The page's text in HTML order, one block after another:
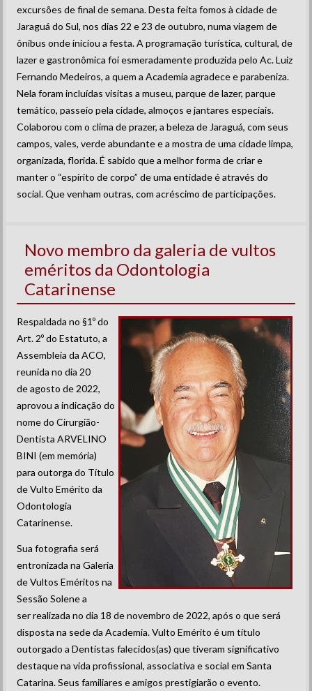
excursões de final de semana. Desta feita fomos à cidade de
Jaraguá do Sul, nos dias 22 e 23 de outubro, numa viagem de
ônibus onde iniciou a festa. A programação turística, cultural, de
lazer e gastronômica foi esmeradamente produzida pelo Ac. Luiz
Fernando Medeiros, a quem a Academia agradece e parabeniza.
Nela foram incluídas visitas a museu, parque de lazer, parque
temático, passeio pela cidade, almoços e jantares especiais.
Colaborou com o clima de prazer, a beleza de Jaraguá, com seus
campos, vales, verde abundante e a mostra de uma cidade limpa,
organizada, florida. É sabido que a melhor forma de criar e
manter o “espírito de corpo” de uma entidade é através do
social. Que venham outras, com acréscimo de participações.
Novo membro da galeria de vultos
eméritos da Odontologia
Catarinense
Respaldada no §1º do
Art. 2º do Estatuto, a
Assembleia da ACO,
reunida no dia 20
de agosto de 2022,
aprovou a indicação do
nome do Cirurgião-
Dentista ARVELINO
BINI (em memória)
para outorga do Título
de Vulto Emérito da
Odontologia
Catarinense.
Sua fotografia será
entronizada na Galeria
de Vultos Eméritos na
Sessão Solene a
ser realizada no dia 18 de novembro de 2022, após o que será
disposta na sede da Academia. Vulto Emérito é um título
outorgado a Dentistas falecidos(as) que tiveram significativo
destaque na vida profissional, associativa e social em Santa
Catarina. Seus familiares e amigos prestigiarão o evento.